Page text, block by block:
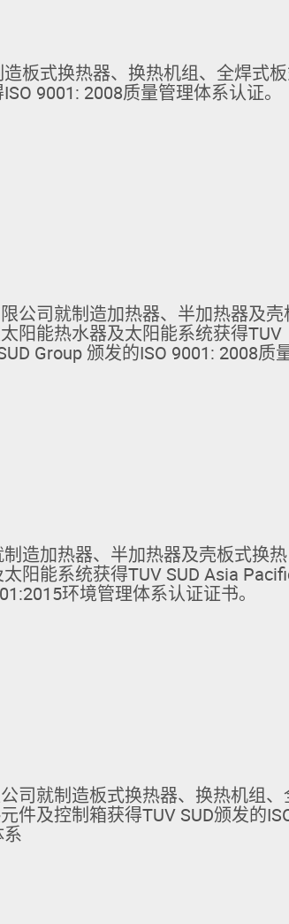
板式换热器、换热机组、全焊式
9001: 2008质量管理体系认证。
公司就制造加热器、半加热器及壳
阳能热水器及太阳能系统获得TUV
Group 颁发的ISO 9001: 2008质
造加热器、半加热器及壳板式换热
阳能系统获得TUV SUD Asia
环境管理体系认证证书。
司就制造板式换热器、换热机组、
件及控制箱获得TUV SUD颁发的